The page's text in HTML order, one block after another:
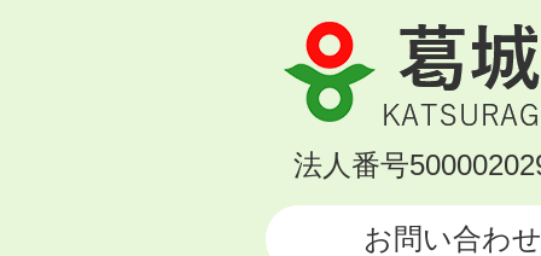
葛
城
市
KATSURAGI
法人番号
お問い合わせ